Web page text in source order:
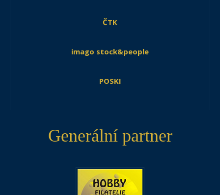
ČTK
imago stock&people
POSKI
Generální partner